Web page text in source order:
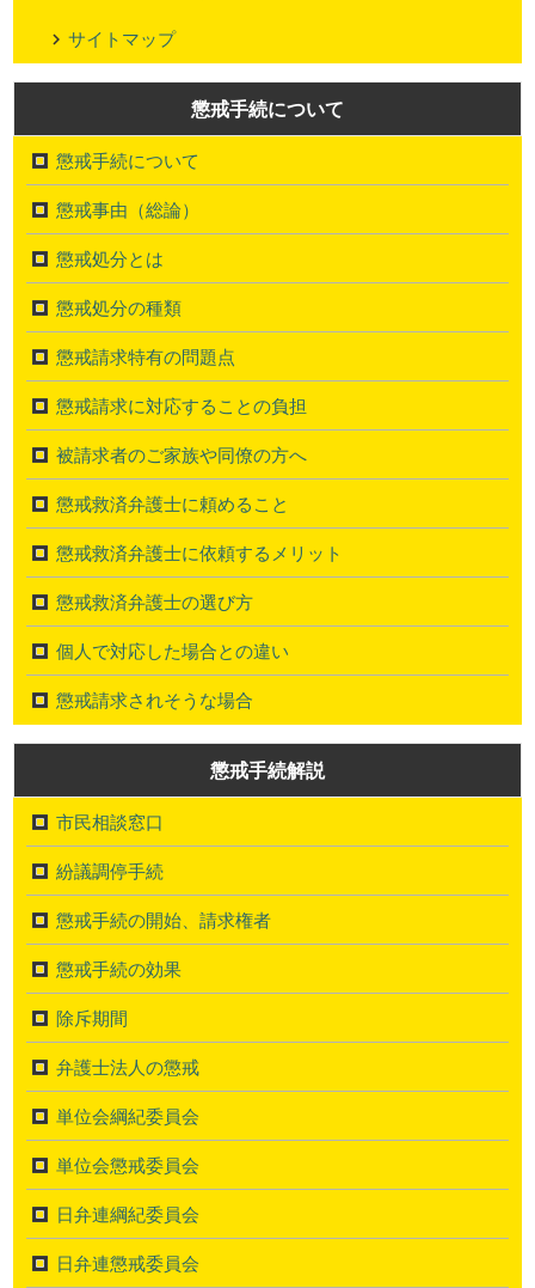
サイトマップ
懲戒手続について
懲戒手続について
懲戒事由（総論）
懲戒処分とは
懲戒処分の種類
懲戒請求特有の問題点
懲戒請求に対応することの負担
被請求者のご家族や同僚の方へ
懲戒救済弁護士に頼めること
懲戒救済弁護士に依頼するメリット
懲戒救済弁護士の選び方
個人で対応した場合との違い
懲戒請求されそうな場合
懲戒手続解説
市民相談窓口
紛議調停手続
懲戒手続の開始、請求権者
懲戒手続の効果
除斥期間
弁護士法人の懲戒
単位会綱紀委員会
単位会懲戒委員会
日弁連綱紀委員会
日弁連懲戒委員会